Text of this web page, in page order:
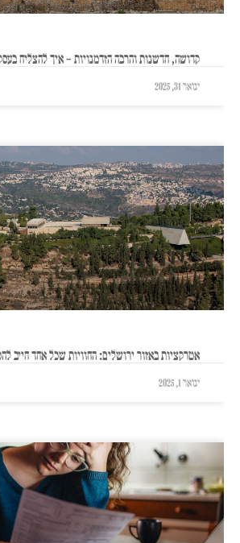
קדושה, חדשנות והרבה הזדמנויות – איך להצליח
ינואר 31, 2025
אטרקציות באזור ירושלים: החוויות שכל אחד חייב
ינואר 1, 2025